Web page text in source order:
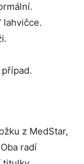
lahvičce.
z MedStar,
radí